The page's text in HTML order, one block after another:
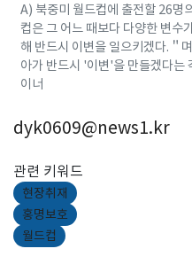
A) 북중미 월드컵에 출전할 26명
컵은 그 어느 때보다 다양한 변수
해 반드시 이변을 일으키겠다.＂
아가 반드시 '이변'을 만들겠다
이너
dyk0609@news1.kr
관련 키워드
현장취재
홍명보호
월드컵